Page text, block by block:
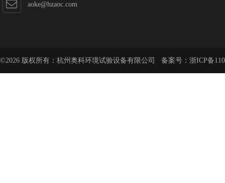
aoke@hzaoc.com
©2026 版权所有：杭州奥科环境试验设备有限公司 备案号： 浙ICP备